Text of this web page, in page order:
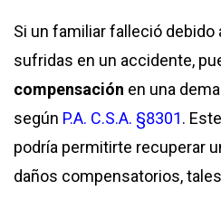
Si un familiar falleció
sufridas en un accidente,
compensación en una
según P.A. C.S.A. §8301.
podría permitirte recuperar
daños compensatorios,